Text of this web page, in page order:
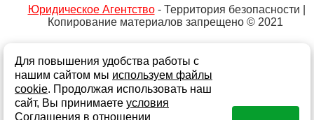
Юридическое Агентство- Территория безопасности |
Копирование материалов запрещено © 2021
Не является публичной офертой
Политика обработки персональных данных и
информации
Согласие на обработку персональных данных
Для повышения удобства работы с
нашим сайтом мы используем файлы
cookie. Продолжая использовать наш
сайт, Вы принимаете условия
Соглашения в отношении